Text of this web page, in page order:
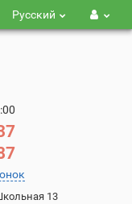
Русский
13